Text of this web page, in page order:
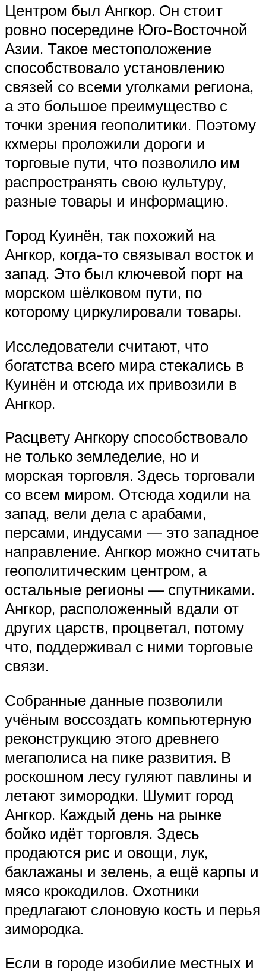
Центром был Ангкор. Он стоит
ровно посередине Юго-Восточной
Азии. Такое местоположение
способствовало установлению
связей со всеми уголками региона,
а это большое преимущество с
точки зрения геополитики. Поэтому
кхмеры проложили дороги и
торговые пути, что позволило им
распространять свою культуру,
разные товары и информацию.
Город Куинён, так похожий на
Ангкор, когда-то связывал восток и
запад. Это был ключевой порт на
морском шёлковом пути, по
которому циркулировали товары.
Исследователи считают, что
богатства всего мира стекались в
Куинён и отсюда их привозили в
Ангкор.
Расцвету Ангкору способствовало
не только земледелие, но и
морская торговля. Здесь торговали
со всем миром. Отсюда ходили на
запад, вели дела с арабами,
персами, индусами — это западное
направление. Ангкор можно считать
геополитическим центром, а
остальные регионы — спутниками.
Ангкор, расположенный вдали от
других царств, процветал, потому
что, поддерживал с ними торговые
связи.
Собранные данные позволили
учёным воссоздать компьютерную
реконструкцию этого древнего
мегаполиса на пике развития. В
роскошном лесу гуляют павлины и
летают зимородки. Шумит город
Ангкор. Каждый день на рынке
бойко идёт торговля. Здесь
продаются рис и овощи, лук,
баклажаны и зелень, а ещё карпы и
мясо крокодилов. Охотники
предлагают слоновую кость и перья
зимородка.
Если в городе изобилие местных и